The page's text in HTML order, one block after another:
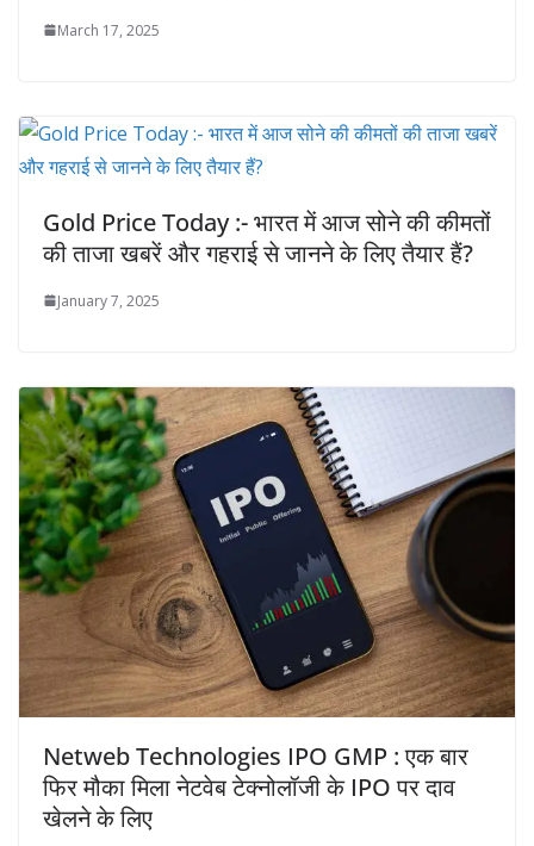
March 17, 2025
Gold Price Today :- भारत में आज सोने की कीमतों
की ताजा खबरें और गहराई से जानने के लिए तैयार हैं?
January 7, 2025
Netweb Technologies IPO GMP : एक बार
फिर मौका मिला नेटवेब टेक्नोलॉजी के IPO पर दाव
खेलने के लिए